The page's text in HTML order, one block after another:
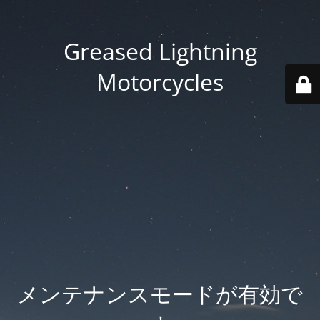
Greased Lightning
Motorcycles
メンテナンスモードが有効で